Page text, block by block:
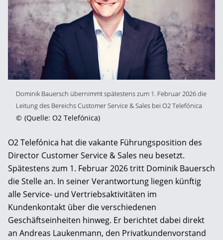
Dominik Bauersch übernimmt spätestens zum 1. Februar 2026 die
Leitung des Bereichs Customer Service & Sales bei O2 Telefónica
© (Quelle: O2 Telefónica)
O2 Telefónica hat die vakante Führungsposition des
Director Customer Service & Sales neu besetzt.
Spätestens zum 1. Februar 2026 tritt Dominik Bauersch
die Stelle an. In seiner Verantwortung liegen künftig
alle Service- und Vertriebsaktivitäten im
Kundenkontakt über die verschiedenen
Geschäftseinheiten hinweg. Er berichtet dabei direkt
an Andreas Laukenmann, den Privatkundenvorstand